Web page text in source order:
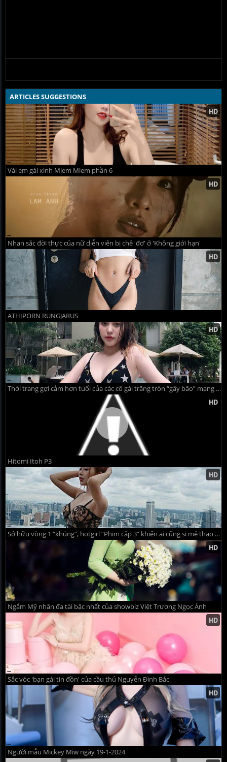
ARTICLES SUGGESTIONS
Vài em gái xinh Mlem Mlem phần 6
Nhan sắc đời thực của nữ diễn viên bị chê 'đơ' ở 'Không giới hạn'
ATHIPORN RUNGJARUS
Thời trang gợi cảm hơn tuổi của các cô gái trăng tròn “gây bão” mạng Việt hiện nay
Hitomi Itoh P3
Sở hữu vòng 1 “khủng”, hotgirl “Phim cấp 3” khiến ai cũng si mê thao thức
Ngắm Mỹ nhân đa tài bậc nhất của showbiz Việt Trương Ngọc Ánh
Sắc vóc 'bạn gái tin đồn' của cầu thủ Nguyễn Đình Bắc
Người mẫu Mickey Miw ngày 19-1-2024